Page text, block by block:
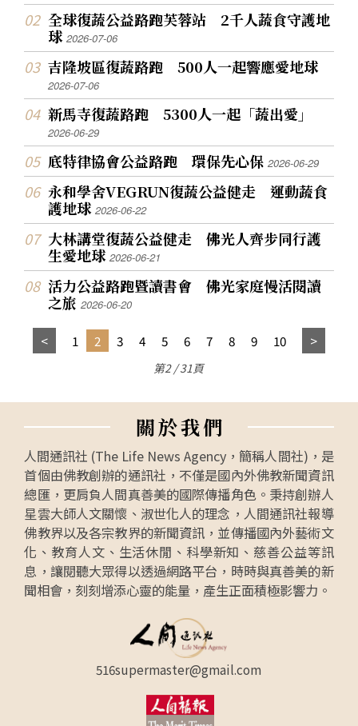
全球復蔬公益路跑芙蓉站 2千人蔬食守護地
球2026-07-06
吉隆坡區復蔬路跑 500人一起響應愛地球
2026-07-06
新馬寺復蔬路跑 5300人一起「蔬出愛」
2026-06-29
底特律協會公益路跑 環保先心保2026-06-29
永和學舍VEGRUN復蔬公益健走 運動蔬食
護地球2026-06-22
大林講堂復蔬公益健走 佛光人齊步同行護
生愛地球2026-06-21
活力公益路跑暨讀書會 佛光家庭慢活閱讀
之旅2026-06-20
1 2 3 4 5 6 7 8 9 10
第2 / 31頁
關於我們
人間通訊社 (The Life News Agency，簡稱人間社)，是
首個由佛教創辦的通訊社，不僅是國內外佛教新聞資訊
總匯，更肩負人間真善美的國際傳播角色。秉持創辦人
星雲大師人文關懷、淑世化人的理念，人間通訊社報導
佛教界以及各宗教界的新聞資訊，並傳播國內外藝術文
化、教育人文、生活休閒、科學新知、慈善公益等訊
息，讓閱聽大眾得以透過網路平台，時時與真善美的新
聞相會，刻刻增添心靈的能量，產生正面積極影響力。
516supermaster@gmail.com